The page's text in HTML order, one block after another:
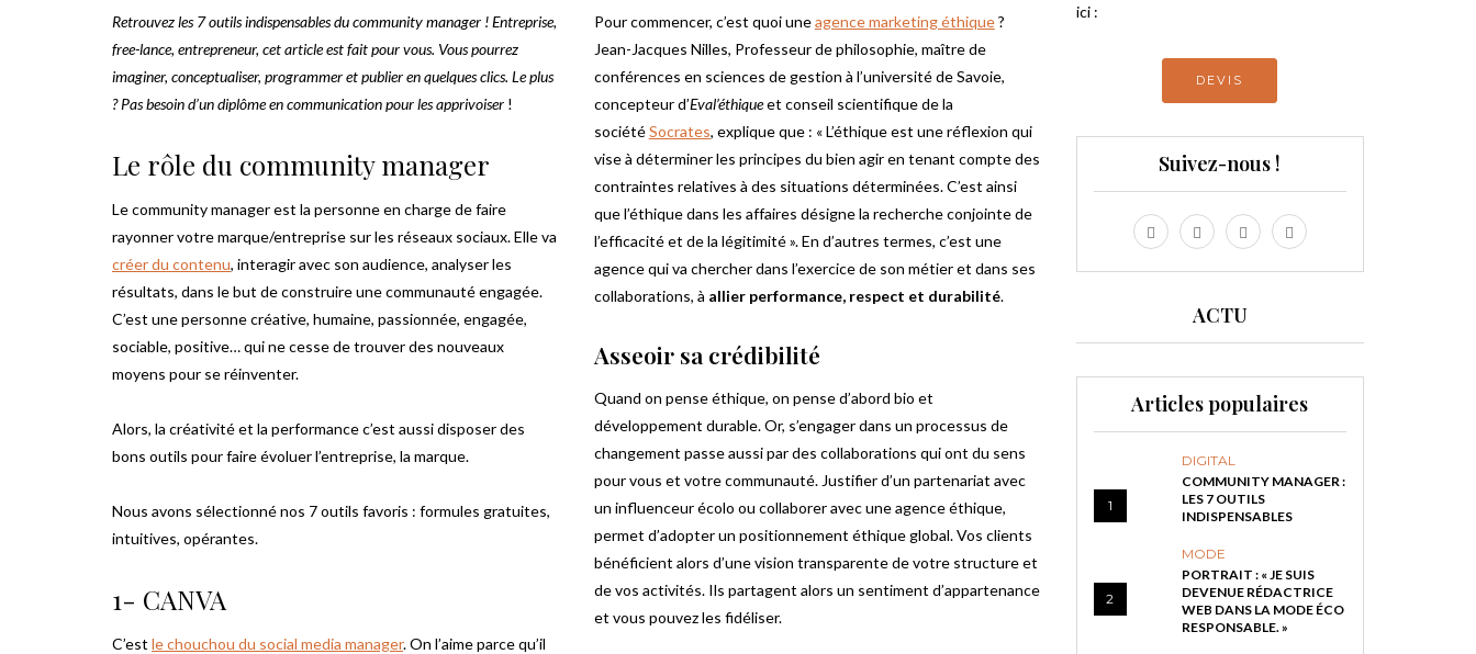
Retrouvez les 7 outils indispensables du community manager ! Entreprise,
free-lance, entrepreneur, cet article est fait pour vous. Vous pourrez
imaginer, conceptualiser, programmer et publier en quelques clics. Le plus
? Pas besoin d’un diplôme en communication pour les apprivoiser !
Le rôle du community manager
Le community manager est la personne en charge de faire
rayonner votre marque/entreprise sur les réseaux sociaux. Elle va
créer du contenu, interagir avec son audience, analyser les
résultats, dans le but de construire une communauté engagée.
C’est une personne créative, humaine, passionnée, engagée,
sociable, positive… qui ne cesse de trouver des nouveaux
moyens pour se réinventer.
Alors, la créativité et la performance c’est aussi disposer des
bons outils pour faire évoluer l’entreprise, la marque.
Nous avons sélectionné nos 7 outils favoris : formules gratuites,
intuitives, opérantes.
1- CANVA
C’est le chouchou du social media manager. On l’aime parce qu’il
Pour commencer, c’est quoi uneagence marketing éthique?
Jean-Jacques Nilles, Professeur de philosophie, maître de
conférences en sciences de gestion à l’université de Savoie,
concepteur d’Eval’éthiqueet conseil scientifique de la
sociétéSocrates, explique que : « L’éthique est une réflexion qui
vise à déterminer les principes du bien agir en tenant compte des
contraintes relatives à des situations déterminées. C’est ainsi
que l’éthique dans les affaires désigne la recherche conjointe de
l’efficacité et de la légitimité ». En d’autres termes, c’est une
agence qui va chercher dans l’exercice de son métier et dans ses
collaborations, à allier performance, respect et durabilité.
Asseoir sa crédibilité
Quand on pense éthique, on pense d’abord bio et
développement durable. Or, s’engager dans un processus de
changement passe aussi par des collaborations qui ont du sens
pour vous et votre communauté. Justifier d’un partenariat avec
un influenceur écolo ou collaborer avec une agence éthique,
permet d’adopter un positionnement éthique global. Vos clients
bénéficient alors d’une vision transparente de votre structure et
de vos activités. Ils partagent alors un sentiment d’appartenance
et vous pouvez les fidéliser.
ici :
DEVIS
Suivez-nous !
ACTU
Articles populaires
1
DIGITAL
COMMUNITY MANAGER :
LES 7 OUTILS
INDISPENSABLES
2
MODE
PORTRAIT : « JE SUIS
DEVENUE RÉDACTRICE
WEB DANS LA MODE ÉCO
RESPONSABLE. »